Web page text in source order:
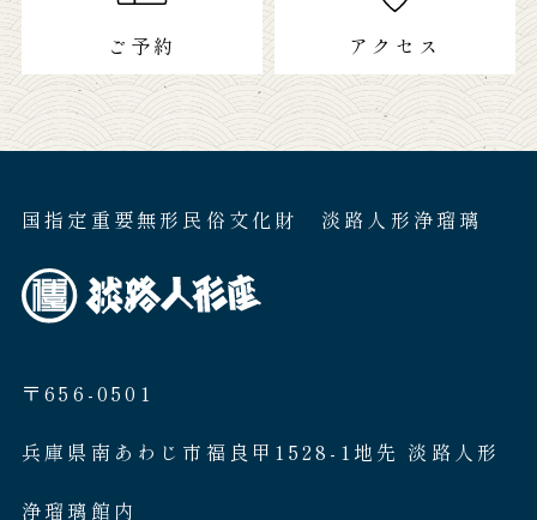
ご予約 アクセス
国指定重要無形民俗文化財 淡路人形浄瑠璃
〒656-0501
兵庫県南あわじ市福良甲1528-1地先 淡路人形
浄瑠璃館内